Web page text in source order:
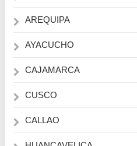
AREQUIPA
AYACUCHO
CAJAMARCA
CUSCO
CALLAO